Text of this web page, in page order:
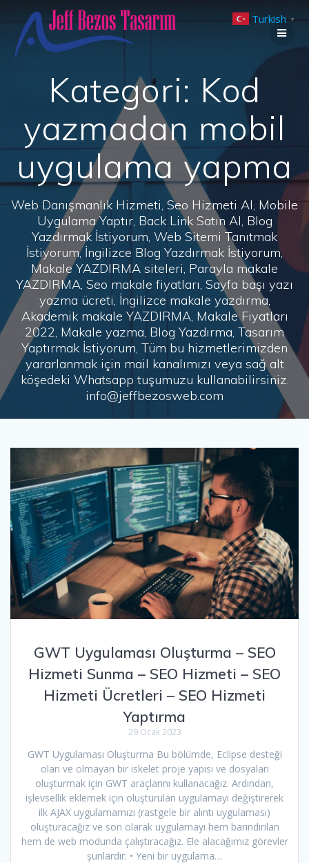
to
Kategori: Kod
yazmadan mobil
uygulama yapma
Web Danışmanlık Hizmeti, Seo Hizmeti Al, Mobile
Uygulama Yaptır, Back Link Satın Al, Blog
Yazdırmak İstiyorum, Web Sitemi Tanıtmak
İstiyorum, İngilizce Blog Yazdırmak İstiyorum,
Makale YAZDIRMA siteleri, Parayla makale
YAZDIRMA, Seo makale fiyatları, Sayfa başı yazı
yazma ücreti, İngilizce makale yazdırma,
Akademik makale YAZDIRMA, Makale Fiyatları
2022, Makale yazma, Blog Yazdırma, Tasarım
Yaptırmak İstiyorum, Tüm bu hizmetlerimizden
yararlanmak için mail kanalımızı veya sağ alt
köşedeki Whatsapp tuşumuzu kullanabilirsiniz.
info@jeffbezosweb.com
GWT Uygulaması Oluşturma – SEO
Hizmeti Sunma – SEO Hizmeti – SEO
Hizmeti Ücretleri – SEO Hizmeti
Yaptırma
29 Ocak 2023
GWT Uygulaması Oluşturma Bu bölümde, Eclipse desteği
olan ve olmayan bir iskelet proje yapısı ve dosyaları
oluşturmak için GWT araçlarını kullanacağız. Ardından,
işlevsellik eklemek için oluşturulan uygulamayı değiştirerek
ilk AJAX uygulamamızı (rastgele bir alıntı uygulaması)
oluşturacağız ve son olarak uygulamayı hem barındırılan
hem de web modunda çalıştıracağız. Ele alacağımız görevler
şunlardır: • Yeni bir uygulama…
Turkish ▼